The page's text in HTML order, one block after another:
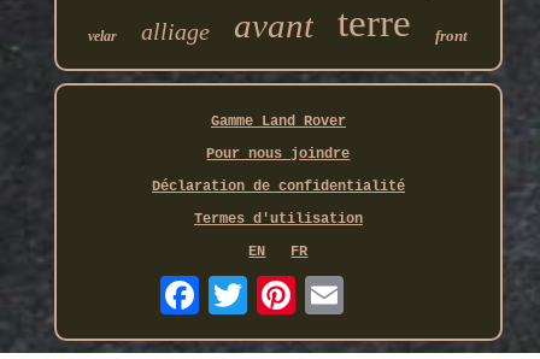
velar alliage avant terre front
Gamme Land Rover
Pour nous joindre
Déclaration de confidentialité
Termes d'utilisation
EN
FR